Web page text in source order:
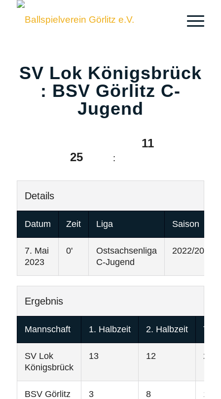
SV Lok Königsbrück
: BSV Görlitz C-
Jugend
25 :
11
Details
Datum Zeit Liga Saison
7. Mai
2023
0'
Ostsachsenliga
C-Jugend
2022/2023
Ergebnis
Mannschaft 1. Halbzeit 2. Halbzeit Tore
SV Lok
Königsbrück
13 12 25
BSV Görlitz
3 8 11